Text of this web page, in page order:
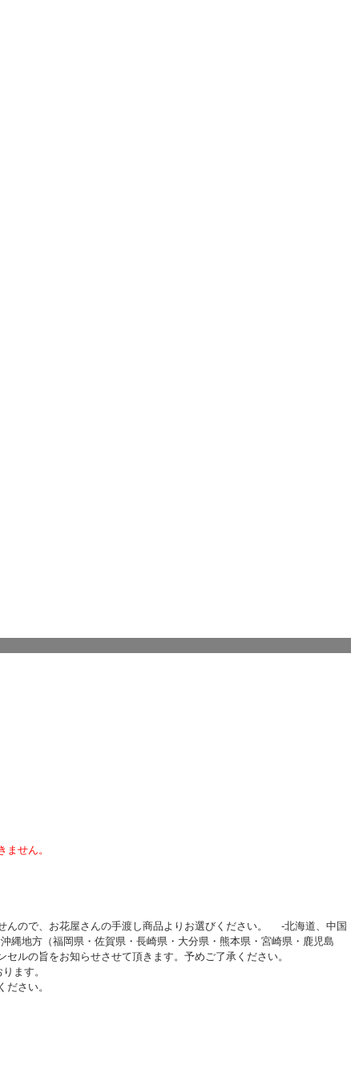
せん。
んので、お花屋さんの手渡し商品よりお選びください。 -北海道、中国
縄地方（福岡県・佐賀県・長崎県・大分県・熊本県・宮崎県・鹿児島
ルの旨をお知らせさせて頂きます。予めご了承ください。
ます。
さい。